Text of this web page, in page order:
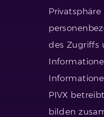
des Zugriffs
PIVX
bilden